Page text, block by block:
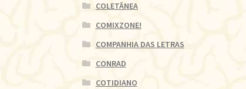
COLETÂNEA
COMIXZONE!
COMPANHIA DAS LETRAS
CONRAD
COTIDIANO